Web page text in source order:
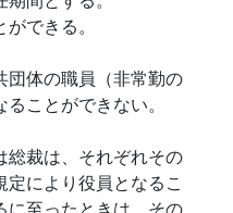
できる。
団体の職員（非常勤の
ことができない。
総裁は、それぞれその
により役員となるこ